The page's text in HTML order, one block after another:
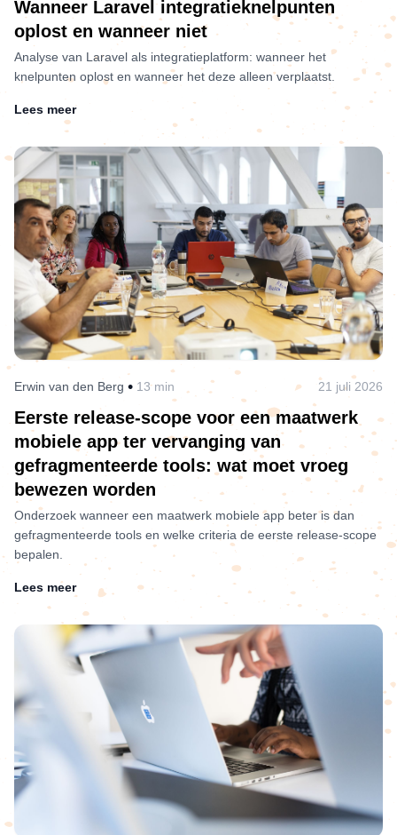
Wanneer Laravel integratieknelpunten
oplost en wanneer niet
Analyse van Laravel als integratieplatform: wanneer het
knelpunten oplost en wanneer het deze alleen verplaatst.
Lees meer
Erwin van den Berg • 13 min 21 juli 2026
Eerste release-scope voor een maatwerk
mobiele app ter vervanging van
gefragmenteerde tools: wat moet vroeg
bewezen worden
Onderzoek wanneer een maatwerk mobiele app beter is dan
gefragmenteerde tools en welke criteria de eerste release-scope
bepalen.
Lees meer